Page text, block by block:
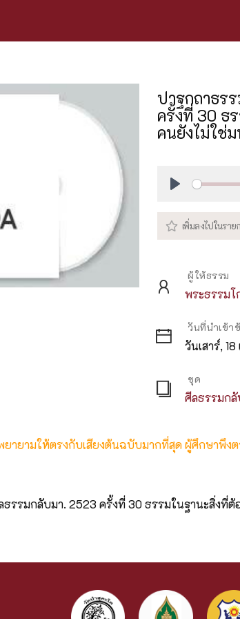
ปาฐกถาธร
ครั้งที่ 30 ธ
คนยังไม่ใช่
ผู้ให้ธรรม
พระธรรม
วันที่นำเข้า
วันเสาร์,
ชุด
ศีลธรรมก
ยายามให้ตรงกับเสียงต้นฉบับมากที่สุด ผู้ศึกษาพึ
รรมกลับมา. 2523 ครั้งที่ 30 ธรรมในฐานะสิ่งที่ต้